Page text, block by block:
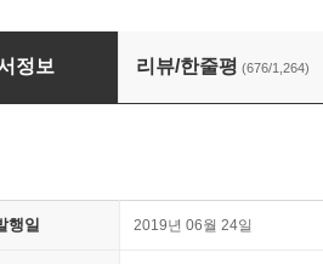
속도로 갈 수 없다면
정보 리뷰/한줄평 (676/1,264)
행일 2019년 06월 24일